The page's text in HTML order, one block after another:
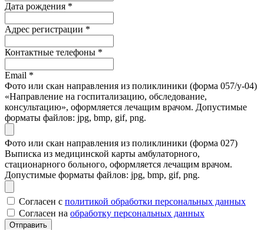
Дата рождения *
Адрес регистрации *
Контактные телефоны *
Email *
Фото или скан направления из поликлиники (форма 057/у-04)
«Направление на госпитализацию, обследование,
консультацию», оформляется лечащим врачом. Допустимые
форматы файлов: jpg, bmp, gif, png.
Фото или скан направления из поликлиники (форма 027)
Выписка из медицинской карты амбулаторного,
стационарного больного, оформляется лечащим врачом.
Допустимые форматы файлов: jpg, bmp, gif, png.
Согласен с политикой обработки персональных данных
Согласен на обработку персональных данных